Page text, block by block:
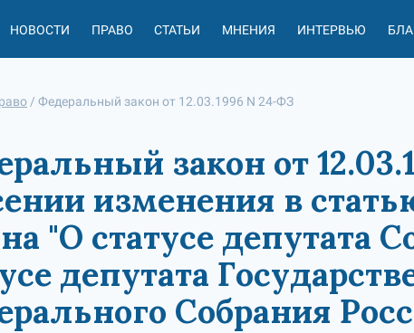
НОВОСТИ ПРАВО СТАТЬИ МНЕНИЯ ИНТЕРВЬЮ
/ Федеральный закон от 12.03.1996 N 24-ФЗ
закон от
изменения в
"О статусе депутата
депутата
Собрания